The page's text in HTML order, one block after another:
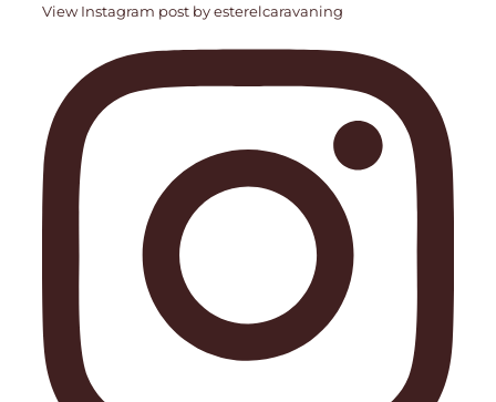
View Instagram post by esterelcaravaning